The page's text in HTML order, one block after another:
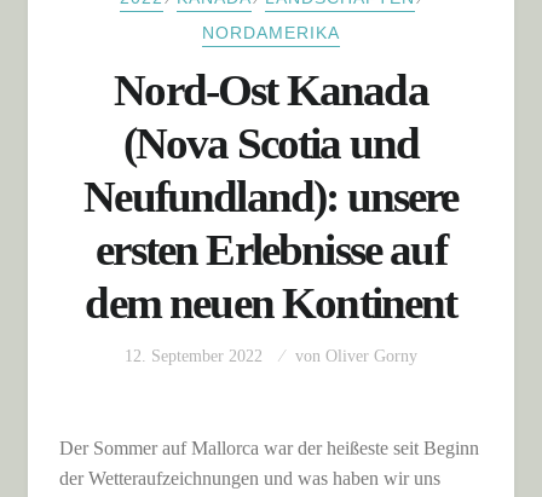
NORDAMERIKA
Nord-Ost Kanada
(Nova Scotia und
Neufundland): unsere
ersten Erlebnisse auf
dem neuen Kontinent
12. September 2022 von Oliver Gorny
Der Sommer auf Mallorca war der heißeste seit Beginn
der Wetteraufzeichnungen und was haben wir uns